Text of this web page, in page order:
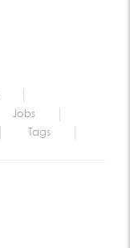
Jobs
Tags